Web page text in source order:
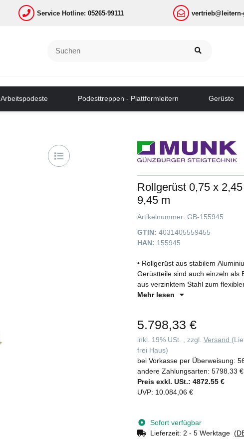
Service Hotline: 05265-99111
Arbeitspodeste Podesttreppen - Plattformleitern Gerüste
Rollgerüst 0,75 x
9,45 m
Artikelnummer: GB-155945
GTIN: 4031405559455
HAN: 155945
• Rollgerüst aus stabilem
Gerüstteile sind auch einzeln als
aus verzinktem Stahl zum
Lenkrollen Ø 200 mm mit
Schrauben • Mittiger und
Geländerrahmen mit integrierter
und Abbau von Plattform zu
Schnellverschlüssen • Geringes
Unterschiedliche
12,45 m • GS-geprüft nach DIN
die Anforderungen der DIN EN
umgerüstet werden • Möglichkeit
Sicherheits-Geländer Rollgerüst
Plattformebene).
Mehr lesen
5.798,33 €
inkl. 19% USt. , zzgl. Versand
frei Haus)
bei Vorkasse per Überweisung:
andere Zahlungsarten: 5798.33 €
Preis exkl. USt.: 4872.55 €
UVP: 10.084,06 €
Sofort verfügbar
Lieferzeit: 2 - 5 Werktage